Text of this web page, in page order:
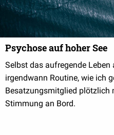
Psychose auf hoher See
Selbst das aufregende Leben
irgendwann Routine, wie ich
Besatzungsmitglied plötzlich
Stimmung an Bord.